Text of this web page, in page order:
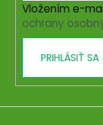
Vložením e-
ochrany
PRIHLÁSIŤ SA